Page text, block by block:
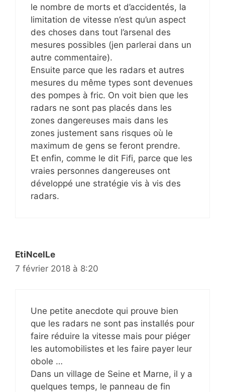
le nombre de morts et d’accidentés, la
limitation de vitesse n’est qu’un aspect
des choses dans tout l’arsenal des
mesures possibles (jen parlerai dans un
autre commentaire).
Ensuite parce que les radars et autres
mesures du même types sont devenues
des pompes à fric. On voit bien que les
radars ne sont pas placés dans les
zones dangereuses mais dans les
zones justement sans risques où le
maximum de gens se feront prendre.
Et enfin, comme le dit Fifi, parce que les
vraies personnes dangereuses ont
développé une stratégie vis à vis des
radars.
EtiNcelLe
7 février 2018 à 8:20
Une petite anecdote qui prouve bien
que les radars ne sont pas installés pour
faire réduire la vitesse mais pour piéger
les automobilistes et les faire payer leur
obole …
Dans un village de Seine et Marne, il y a
quelques temps, le panneau de fin